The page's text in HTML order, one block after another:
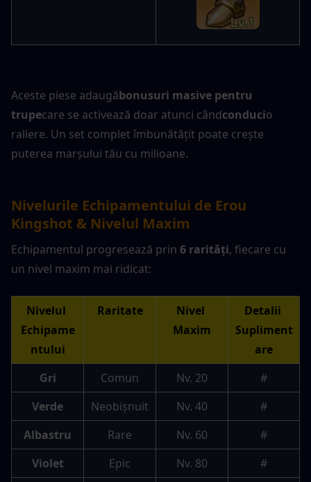
Aceste piese adaugăbonusuri masive pentru
trupecare se activează doar atunci cândconducio
raliere. Un set complet îmbunătățit poate crește
puterea marșului tău cu milioane.
Nivelurile Echipamentului de Erou
Kingshot & Nivelul Maxim
Echipamentul progresează prin 6 rarități, fiecare cu
un nivel maxim mai ridicat:
Nivelul
Echipame
ntului
Raritate
Nivel
Maxim
Detalii
Supliment
are
Gri
Comun Nv. 20
#
Verde
Neobișnuit Nv. 40
#
Albastru
Rare Nv. 60
#
Violet
Epic Nv. 80 #